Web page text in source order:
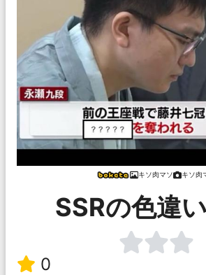
キソ肉マソ キソ肉
SSRの色違
0